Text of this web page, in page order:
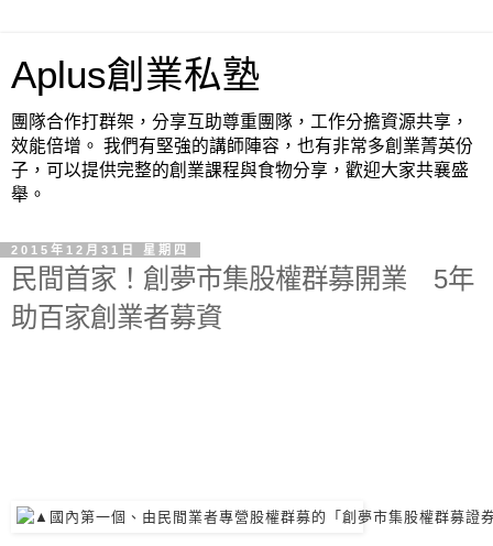
Aplus創業私塾
團隊合作打群架，分享互助尊重團隊，工作分擔資源共享，
效能倍增。 我們有堅強的講師陣容，也有非常多創業菁英份
子，可以提供完整的創業課程與食物分享，歡迎大家共襄盛
舉。
2015年12月31日 星期四
民間首家！創夢市集股權群募開業 5年
助百家創業者募資